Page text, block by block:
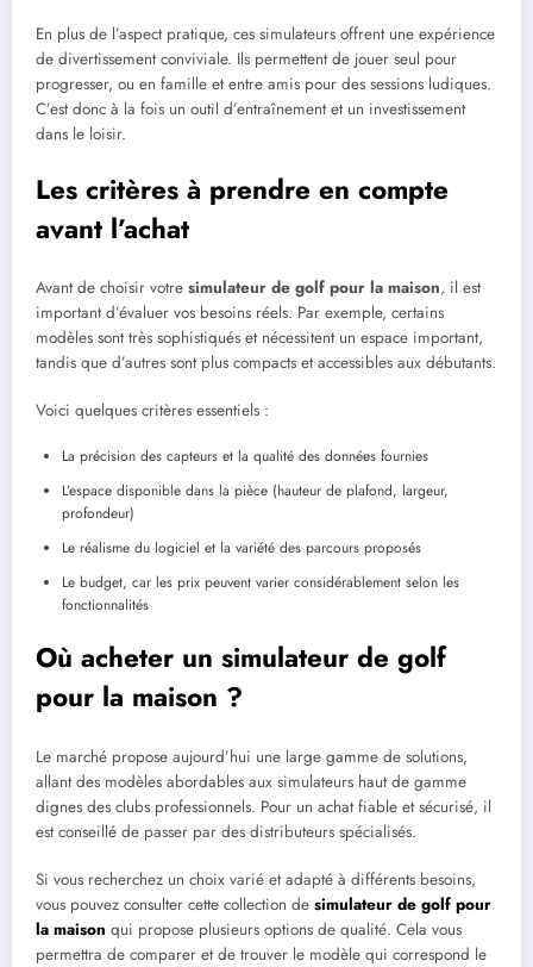
En plus de l’aspect pratique, ces simulateurs offrent une expérience
de divertissement conviviale. Ils permettent de jouer seul pour
progresser, ou en famille et entre amis pour des sessions ludiques.
C’est donc à la fois un outil d’entraînement et un investissement
dans le loisir.
Les critères à prendre en compte
avant l’achat
Avant de choisir votre simulateur de golf pour la maison, il est
important d’évaluer vos besoins réels. Par exemple, certains
modèles sont très sophistiqués et nécessitent un espace important,
tandis que d’autres sont plus compacts et accessibles aux débutants.
Voici quelques critères essentiels :
La précision des capteurs et la qualité des données fournies
L’espace disponible dans la pièce (hauteur de plafond, largeur,
profondeur)
Le réalisme du logiciel et la variété des parcours proposés
Le budget, car les prix peuvent varier considérablement selon les
fonctionnalités
Où acheter un simulateur de golf
pour la maison ?
Le marché propose aujourd’hui une large gamme de solutions,
allant des modèles abordables aux simulateurs haut de gamme
dignes des clubs professionnels. Pour un achat fiable et sécurisé, il
est conseillé de passer par des distributeurs spécialisés.
Si vous recherchez un choix varié et adapté à différents besoins,
vous pouvez consulter cette collection de simulateur de golf pour
la maison qui propose plusieurs options de qualité. Cela vous
permettra de comparer et de trouver le modèle qui correspond le